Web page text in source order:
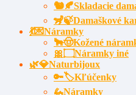
🐿️🍂Skladacie
🦨🍃Damaškové
💃💌Náramky
🐂🤠Kožené
🎀۝Náramky iné
🌿💎Naturbijoux
🔑🏷️Kľúčenky
🦗Náramky